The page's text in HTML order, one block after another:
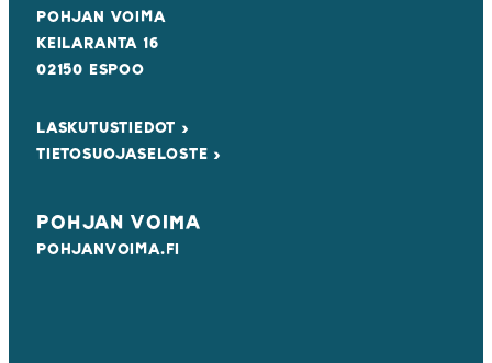
POHJAN VOIMA
KEILARANTA 16
02150 ESPOO
LASKUTUSTIEDOT ›
TIETOSUOJASELOSTE ›
POHJAN VOIMA
POHJANVOIMA.FI